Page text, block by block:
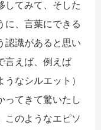
してみて、そした
に、言葉にできる
認識があると思い
言えば、例えば
なシルエット）
ってきて驚いたし
このようなエピソ